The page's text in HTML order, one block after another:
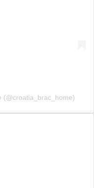
(@croatia_brac_home)